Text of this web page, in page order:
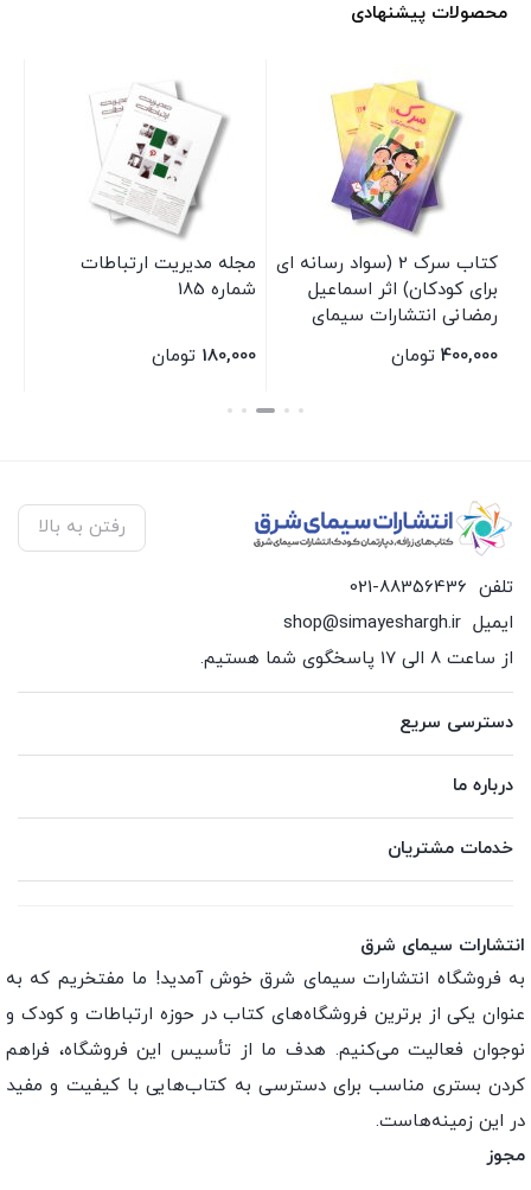
محصولات پیشنهادی
کتاب سرک 2 (سواد رسانه ای
برای کودکان) اثر اسماعیل
رمضانی انتشارات سیمای
400,000 تومان
مجله مدیریت ارتباطات
شماره 185
180,000 تومان
بستن
رفتن به بالا
تلفن 021-88356436
ایمیل shop@simayeshargh.ir
از ساعت 8 الی 17 پاسخگوی شما هستیم.
دسترسی سریع
درباره ما
خدمات مشتریان
انتشارات سیمای شرق
به فروشگاه انتشارات سیمای شرق خوش آمدید! ما مفتخریم که به
عنوان یکی از برترین فروشگاه‌های کتاب در حوزه ارتباطات و کودک و
نوجوان فعالیت می‌کنیم. هدف ما از تأسیس این فروشگاه، فراهم
کردن بستری مناسب برای دسترسی به کتاب‌هایی با کیفیت و مفید
در این زمینه‌هاست.
مجوز